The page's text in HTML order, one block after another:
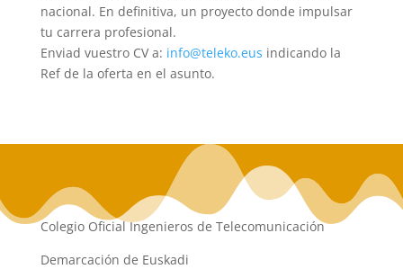
nacional. En definitiva, un proyecto donde impulsar
tu carrera profesional.
Enviad vuestro CV a: info@teleko.eus indicando la
Ref de la oferta en el asunto.
Colegio Oficial Ingenieros de Telecomunicación
Demarcación de Euskadi